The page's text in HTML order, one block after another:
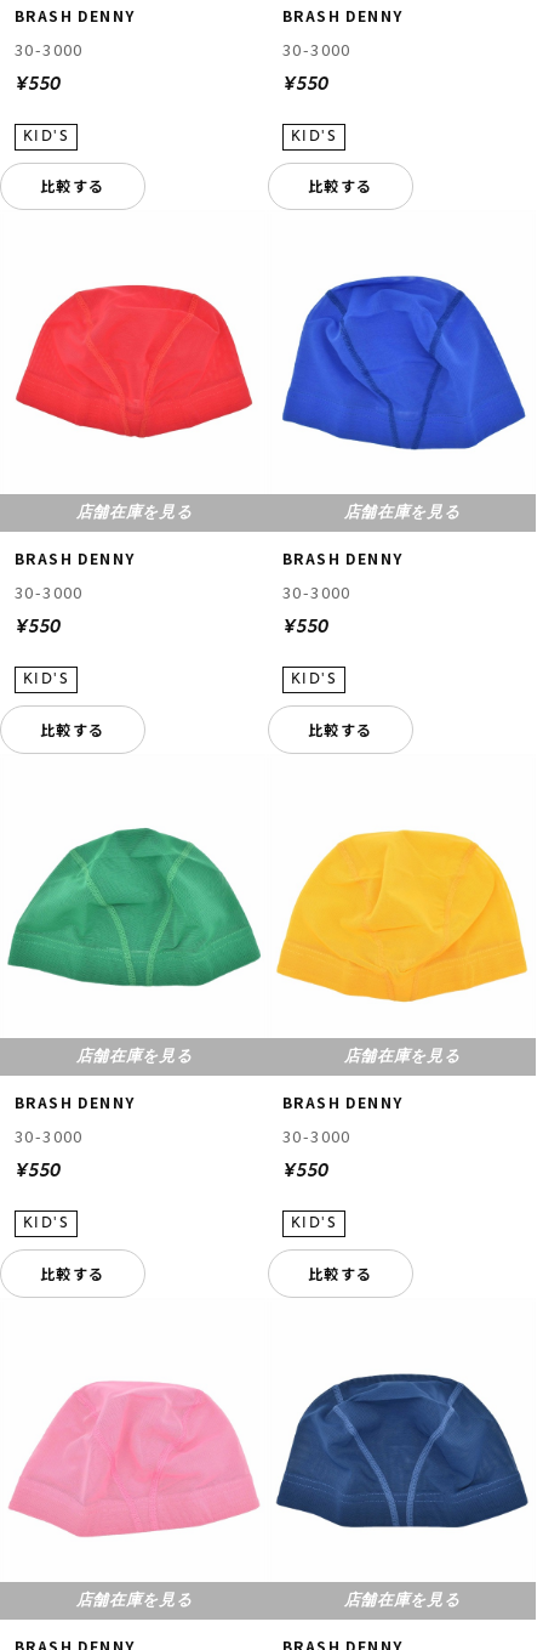
BRASH DENNY
30-3000
¥550
比較する
BRASH DENNY
30-3000
¥550
比較する
店舗在庫を見る
BRASH DENNY
30-3000
¥550
比較する
店舗在庫を見る
BRASH DENNY
30-3000
¥550
比較する
店舗在庫を見る
BRASH DENNY
30-3000
¥550
比較する
店舗在庫を見る
BRASH DENNY
30-3000
¥550
比較する
店舗在庫を見る
BRASH DENNY
店舗在庫を見る
BRASH DENNY